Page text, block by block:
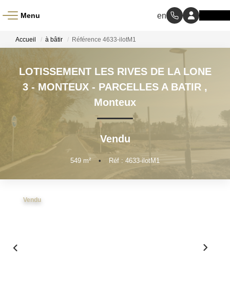
Menu
À LOUER
NOS MÉTIERS
Transaction
Accueil à bâtir Référence 4633-ilotM1
LOTISSEMENT LES RIVES DE LA LONE
3 - MONTEUX - PARCELLES A BATIR ,
Monteux
Vendu
549 m² • Réf : 4633-ilotM1
Vendu